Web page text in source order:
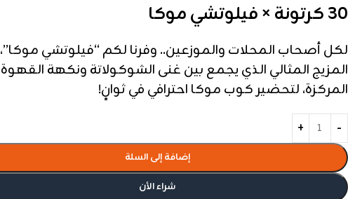
30 كرتونة × فيلوتشي موكا
لكل أصحاب المحلات والموزعين.. وفرنا لكم “فيلوتشي موكا”،
المزيج المثالي الذي يجمع بين غنى الشوكولاتة ونكهة القهوة
المركزة، لتحضير كوب موكا احترافي في ثوانٍ!
إضافة إلى السلة
شراء الأن